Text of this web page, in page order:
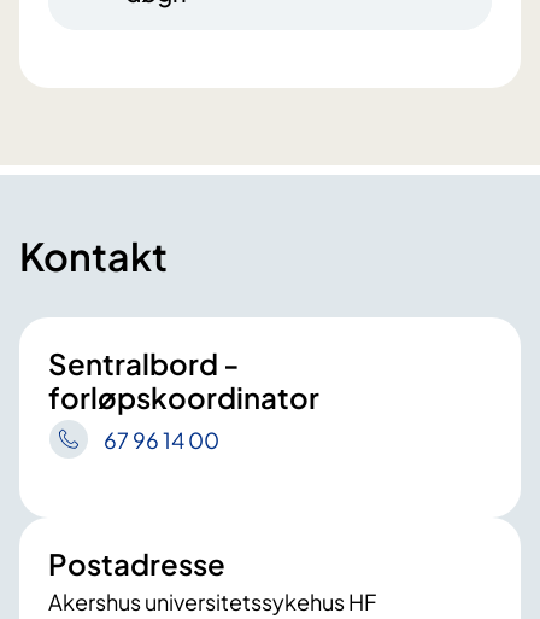
Kontakt
Sentralbord -
forløpskoordinator
67 96 14 00
Postadresse
Akershus universitetssykehus HF